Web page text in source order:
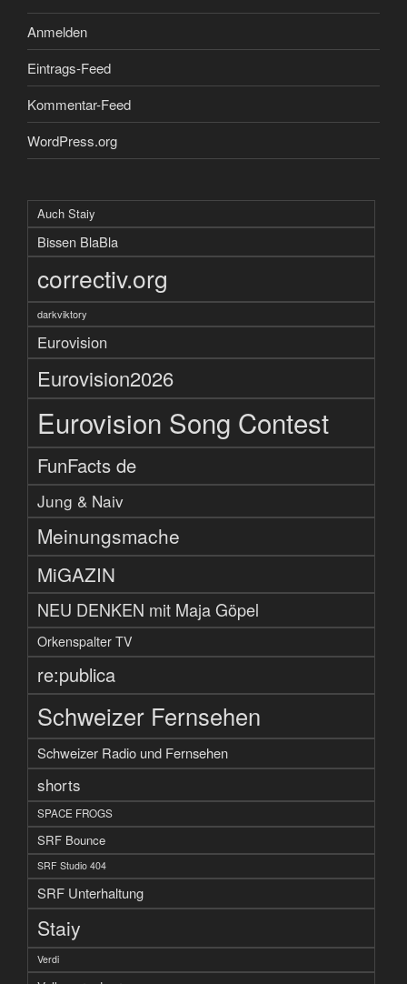
Anmelden
Eintrags-Feed
Kommentar-Feed
WordPress.org
Auch Staiy
Bissen BlaBla
correctiv.org
darkviktory
Eurovision
Eurovision2026
Eurovision Song Contest
FunFacts de
Jung & Naiv
Meinungsmache
MiGAZIN
NEU DENKEN mit Maja Göpel
Orkenspalter TV
re:publica
Schweizer Fernsehen
Schweizer Radio und Fernsehen
shorts
SPACE FROGS
SRF Bounce
SRF Studio 404
SRF Unterhaltung
Staiy
Verdi